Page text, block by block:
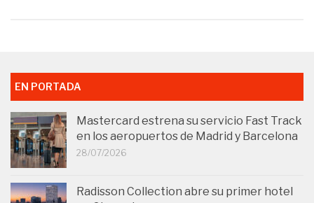
EN PORTADA
Mastercard estrena su servicio Fast Track
en los aeropuertos de Madrid y Barcelona
28/07/2026
Radisson Collection abre su primer hotel